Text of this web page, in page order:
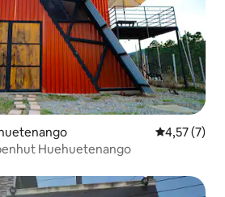
4,57 (7)
Huehuetenango